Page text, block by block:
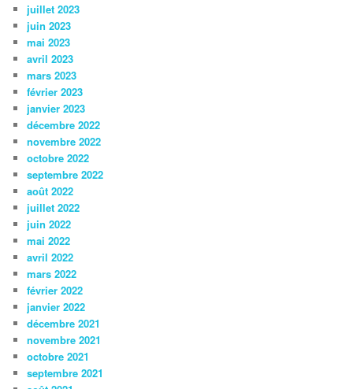
juillet 2023
juin 2023
mai 2023
avril 2023
mars 2023
février 2023
janvier 2023
décembre 2022
novembre 2022
octobre 2022
septembre 2022
août 2022
juillet 2022
juin 2022
mai 2022
avril 2022
mars 2022
février 2022
janvier 2022
décembre 2021
novembre 2021
octobre 2021
septembre 2021